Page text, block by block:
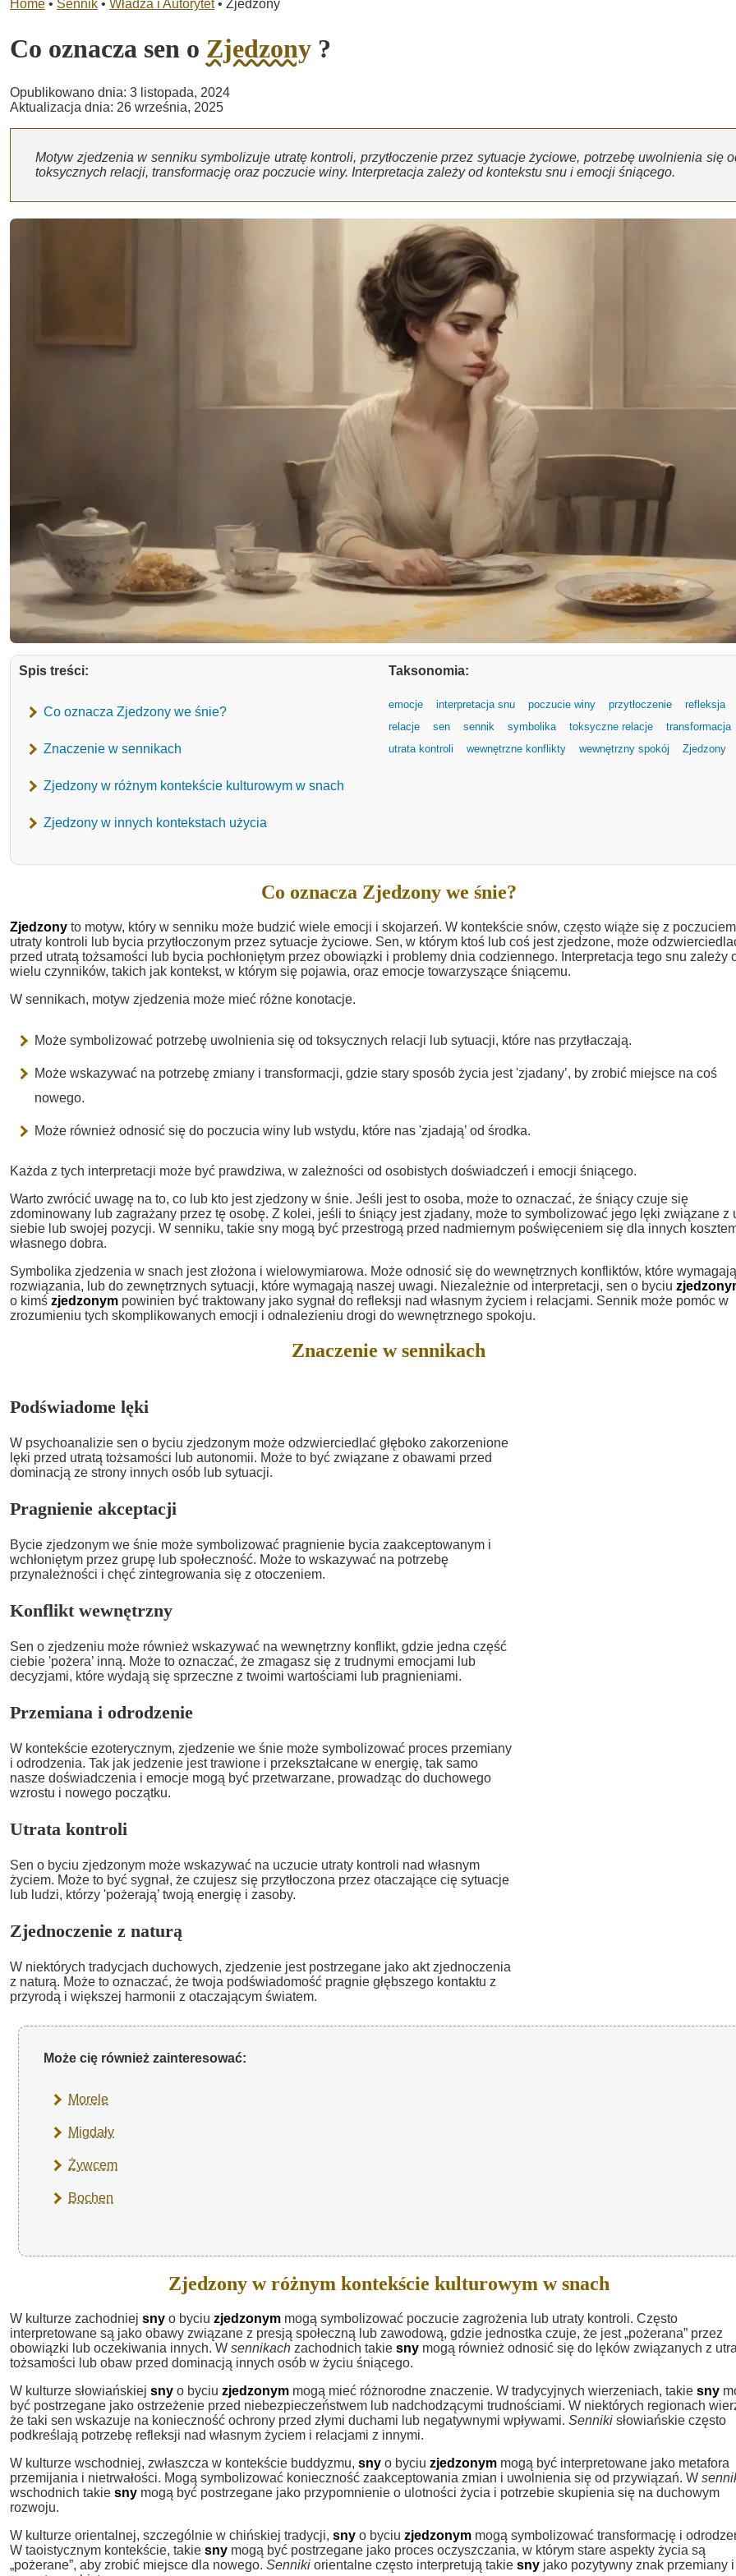
Home • Sennik • Władza i Autorytet • Zjedzony
Co oznacza sen o Zjedzony ?
Opublikowano dnia: 3 listopada, 2024
Aktualizacja dnia: 26 września, 2025
Motyw zjedzenia w senniku symbolizuje utratę kontroli, przytłoczenie przez sytuacje życiowe, potrzebę uwolnienia się
toksycznych relacji, transformację oraz poczucie winy. Interpretacja zależy od kontekstu snu i emocji śniącego.
Spis treści:
Co oznacza Zjedzony we śnie?
Znaczenie w sennikach
Zjedzony w różnym kontekście kulturowym w snach
Zjedzony w innych kontekstach użycia
Taksonomia:
emocje interpretacja snu poczucie winy przytłoczenie
refleksja
relacje
sen sennik symbolika toksyczne relacje
transformacja
utrata kontroli
wewnętrzne konflikty wewnętrzny spokój Zjedzony
Co oznacza Zjedzony we śnie?
Zjedzony to motyw, który w senniku może budzić wiele emocji i skojarzeń. W kontekście snów, często wiąże się z poczuciem
utraty kontroli lub bycia przytłoczonym przez sytuacje życiowe. Sen, w którym ktoś lub coś jest zjedzone, może
przed utratą tożsamości lub bycia pochłoniętym przez obowiązki i problemy dnia codziennego. Interpretacja tego snu zależy
wielu czynników, takich jak kontekst, w którym się pojawia, oraz emocje towarzyszące śniącemu.
W sennikach, motyw zjedzenia może mieć różne konotacje.
Może symbolizować potrzebę uwolnienia się od toksycznych relacji lub sytuacji, które nas przytłaczają.
Może wskazywać na potrzebę zmiany i transformacji, gdzie stary sposób życia jest 'zjadany’, by zrobić miejsce na coś
nowego.
Może również odnosić się do poczucia winy lub wstydu, które nas 'zjadają’ od środka.
Każda z tych interpretacji może być prawdziwa, w zależności od osobistych doświadczeń i emocji śniącego.
Warto zwrócić uwagę na to, co lub kto jest zjedzony w śnie. Jeśli jest to osoba, może to oznaczać, że śniący czuje się
zdominowany lub zagrażany przez tę osobę. Z kolei, jeśli to śniący jest zjadany, może to symbolizować jego lęki związane z
siebie lub swojej pozycji. W senniku, takie sny mogą być przestrogą przed nadmiernym poświęceniem się dla innych
własnego dobra.
Symbolika zjedzenia w snach jest złożona i wielowymiarowa. Może odnosić się do wewnętrznych konfliktów, które wymagają
rozwiązania, lub do zewnętrznych sytuacji, które wymagają naszej uwagi. Niezależnie od interpretacji, sen o byciu
o kimś zjedzonym powinien być traktowany jako sygnał do refleksji nad własnym życiem i relacjami. Sennik może pomóc w
zrozumieniu tych skomplikowanych emocji i odnalezieniu drogi do wewnętrznego spokoju.
Znaczenie w sennikach
Podświadome lęki
W psychoanalizie sen o byciu zjedzonym może odzwierciedlać głęboko zakorzenione
lęki przed utratą tożsamości lub autonomii. Może to być związane z obawami przed
dominacją ze strony innych osób lub sytuacji.
Pragnienie akceptacji
Bycie zjedzonym we śnie może symbolizować pragnienie bycia zaakceptowanym i
wchłoniętym przez grupę lub społeczność. Może to wskazywać na potrzebę
przynależności i chęć zintegrowania się z otoczeniem.
Konflikt wewnętrzny
Sen o zjedzeniu może również wskazywać na wewnętrzny konflikt, gdzie jedna część
ciebie 'pożera’ inną. Może to oznaczać, że zmagasz się z trudnymi emocjami lub
decyzjami, które wydają się sprzeczne z twoimi wartościami lub pragnieniami.
Przemiana i odrodzenie
W kontekście ezoterycznym, zjedzenie we śnie może symbolizować proces przemiany
i odrodzenia. Tak jak jedzenie jest trawione i przekształcane w energię, tak samo
nasze doświadczenia i emocje mogą być przetwarzane, prowadząc do duchowego
wzrostu i nowego początku.
Utrata kontroli
Sen o byciu zjedzonym może wskazywać na uczucie utraty kontroli nad własnym
życiem. Może to być sygnał, że czujesz się przytłoczona przez otaczające cię sytuacje
lub ludzi, którzy 'pożerają’ twoją energię i zasoby.
Zjednoczenie z naturą
W niektórych tradycjach duchowych, zjedzenie jest postrzegane jako akt zjednoczenia
z naturą. Może to oznaczać, że twoja podświadomość pragnie głębszego kontaktu z
przyrodą i większej harmonii z otaczającym światem.
Może cię również zainteresować:
Morele
Migdały
Żywcem
Bochen
Zjedzony w różnym kontekście kulturowym w snach
W kulturze zachodniej sny o byciu zjedzonym mogą symbolizować poczucie zagrożenia lub utraty kontroli. Często
interpretowane są jako obawy związane z presją społeczną lub zawodową, gdzie jednostka czuje, że jest „pożerana” przez
obowiązki lub oczekiwania innych. W sennikach zachodnich takie sny mogą również odnosić się do lęków związanych z
tożsamości lub obaw przed dominacją innych osób w życiu śniącego.
W kulturze słowiańskiej sny o byciu zjedzonym mogą mieć różnorodne znaczenie. W tradycyjnych wierzeniach, takie sny
być postrzegane jako ostrzeżenie przed niebezpieczeństwem lub nadchodzącymi trudnościami. W niektórych regionach
że taki sen wskazuje na konieczność ochrony przed złymi duchami lub negatywnymi wpływami. Senniki słowiańskie często
podkreślają potrzebę refleksji nad własnym życiem i relacjami z innymi.
W kulturze wschodniej, zwłaszcza w kontekście buddyzmu, sny o byciu zjedzonym mogą być interpretowane jako metafora
przemijania i nietrwałości. Mogą symbolizować konieczność zaakceptowania zmian i uwolnienia się od przywiązań. W
wschodnich takie sny mogą być postrzegane jako przypomnienie o ulotności życia i potrzebie skupienia się na duchowym
rozwoju.
W kulturze orientalnej, szczególnie w chińskiej tradycji, sny o byciu zjedzonym mogą symbolizować transformację i
W taoistycznym kontekście, takie sny mogą być postrzegane jako proces oczyszczania, w którym stare aspekty życia są
„pożerane”, aby zrobić miejsce dla nowego. Senniki orientalne często interpretują takie sny jako pozytywny znak przemiany i